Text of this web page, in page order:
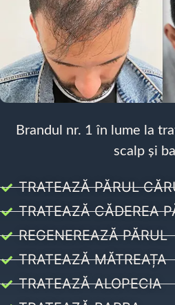
Brandul nr. 1 în lume la
scalp și
TRATEAZĂ PĂRUL
TRATEAZĂ CĂDEREA
REGENEREAZĂ PĂRUL
TRATEAZĂ MĂTREAȚA
TRATEAZĂ ALOPECIA